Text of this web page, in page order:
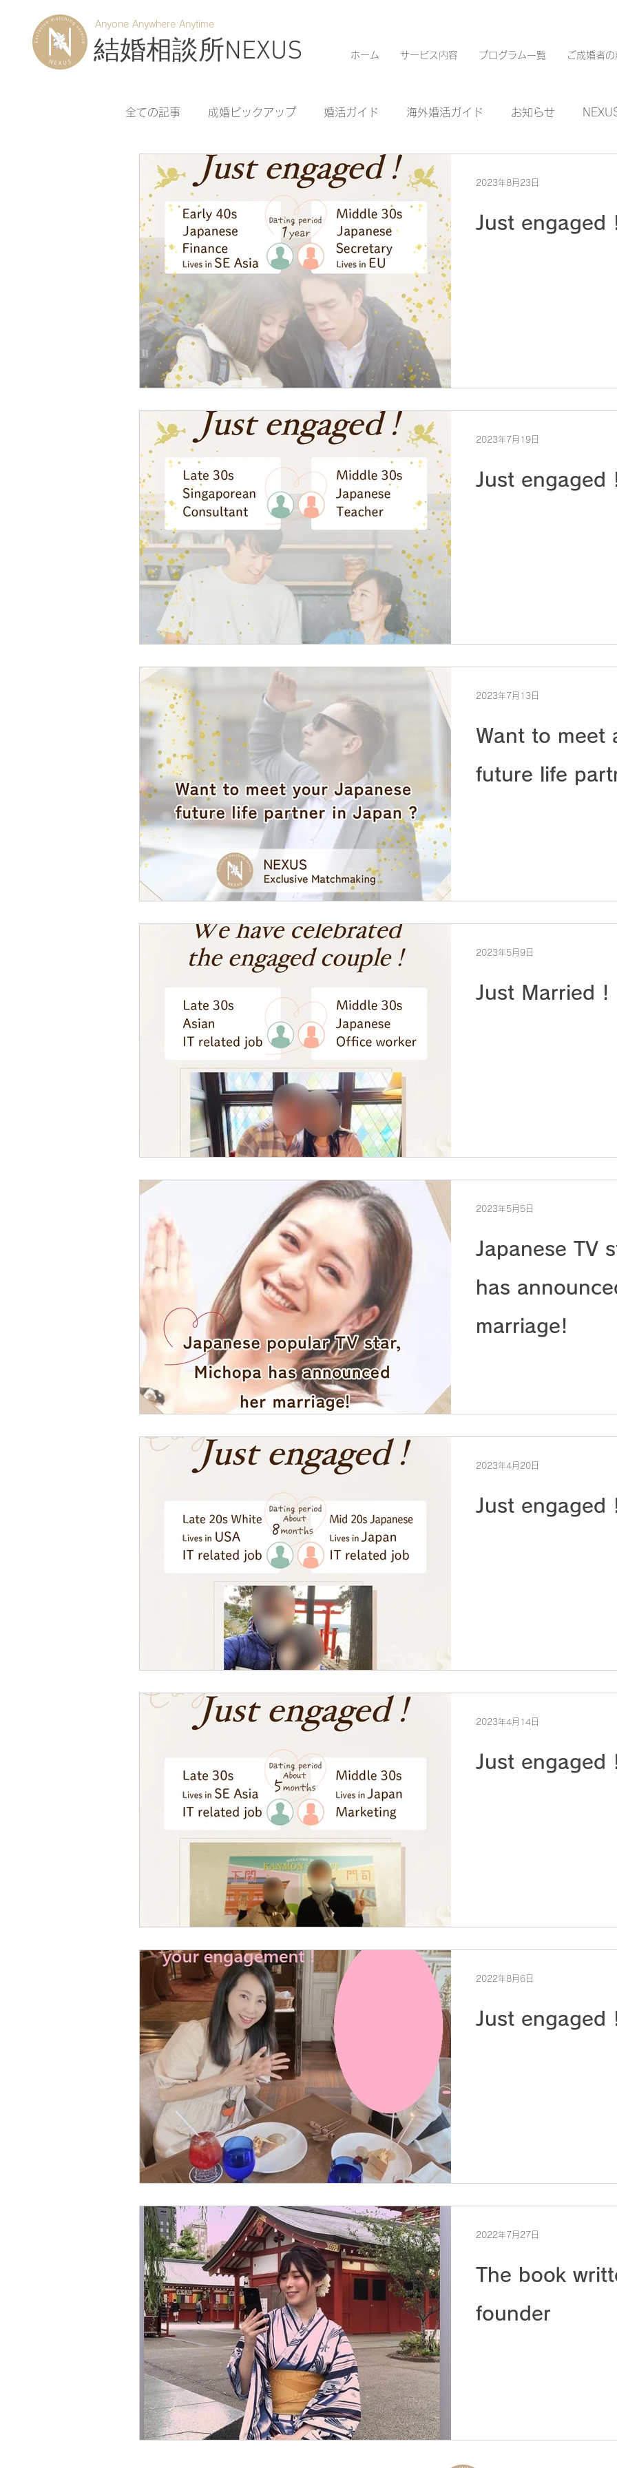
Anyone Anywhere Anytime
結婚相談所NEXUS ホーム サービス内容 プログラム一覧 ご成婚者の
全ての記事 成婚ピックアップ 婚活ガイド 海外婚活ガイド お知らせ
Just engaged
2023年8月23日
Just engaged
2023年7月19日
Want to meet
future life
2023年7月13日
Just Married !
2023年5月9日
Japanese TV
has
marriage!
2023年5月5日
Just engaged
2023年4月20日
Just engaged
2023年4月14日
Just engaged
2022年8月6日
The book
founder
2022年7月27日